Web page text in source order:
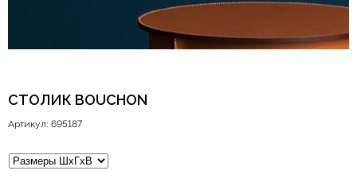
СТОЛИК BOUCHON
Артикул: 695187